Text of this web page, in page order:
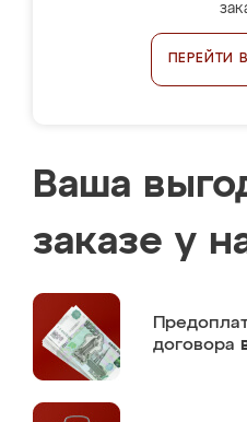
ПЕРЕЙТИ
Ваша
заказе у
договора